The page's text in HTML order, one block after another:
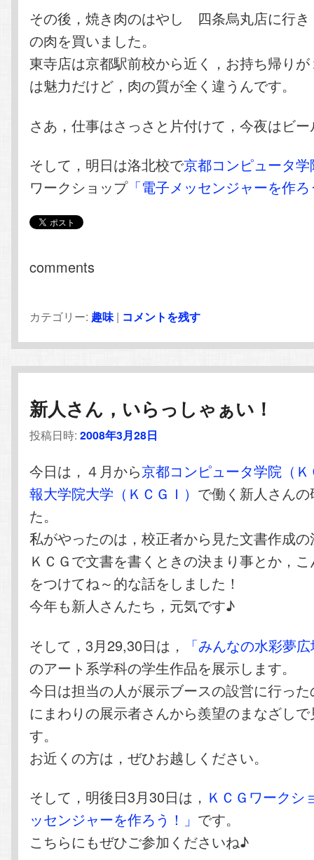
その後，焼き肉のはやし 四条烏丸店に行き
の肉を買いました。
東寺店は京都駅前校から近く，お持ち帰り
は魅力だけど，肉の質が全く違うんです。
さあ，仕事はさっさと片付けて，今夜はビ
そして，明日は洛北校で京都コンピュータ
ワークショップ「電子メッセンジャーを作
comments
カテゴリー: 趣味 | コメントを残す
新人さん，いらっしゃぁい！
投稿日時:2008年3月28日
今日は，４月から京都コンピュータ学院（
報大学院大学（ＫＣＧＩ） で働く新人さん
た。
私がやったのは，校正者から見た文書作成
ＫＣＧで文書を書くときの決まり事とか，
をつけてね～的な話をしました！
今年も新人さんたち，元気です♪
そして，3月29,30日は，
「みんなの水彩夢
のアート系学科の学生作品を展示します。
今日は担当の人が展示ブースの設営に行っ
にまわりの展示者さんから羨望のまなざし
す。
お近くの方は，ぜひお越しください。
そして，明後日3月30日は， ＫＣＧワークシ
ッセンジャーを作ろう！」 です。
こちらにもぜひご参加くださいね♪